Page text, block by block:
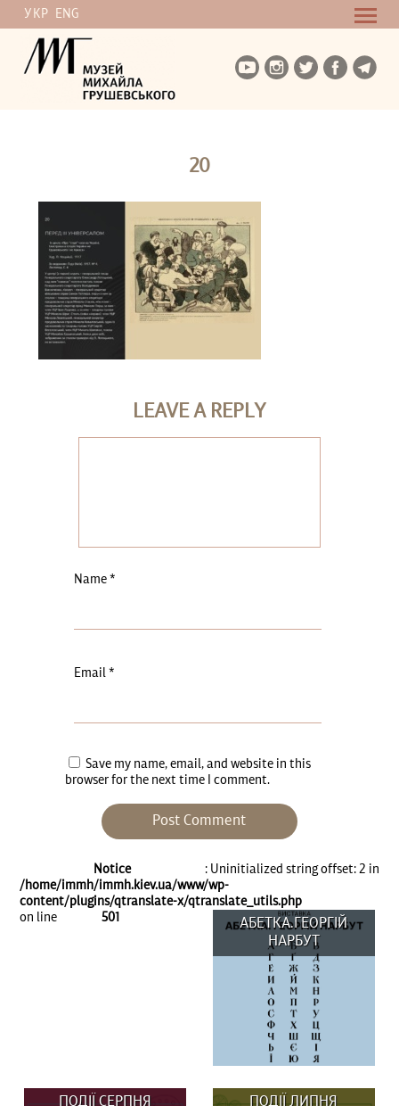
УКР ENG
20
LEAVE A REPLY
Name *
Email *
Save my name, email, and website in this
browser for the next time I comment.
Notice
: Uninitialized string offset: 2 in
/home/immh/immh.kiev.ua/www/wp-
content/plugins/qtranslate-x/qtranslate_utils.php
on line
501
АБЕТКА.ГЕОРГІЙ
НАРБУТ
ПОДІЇ СЕРПНЯ ПОДІЇ ЛИПНЯ